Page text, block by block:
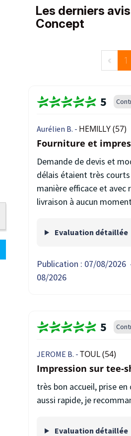
Les derniers
Concept
« 1
5
Aurélien B. - HEMILLY (57)
Fourniture et
Demande de devis et
délais étaient très
manière efficace et avec
livraison à aucun
Evaluation détaillée
Publication : 07/08/2026
08/2026
5
JEROME B. - TOUL (54)
Impression sur tee-
très bon accueil, prise
aussi rapide, je
Evaluation détaillée